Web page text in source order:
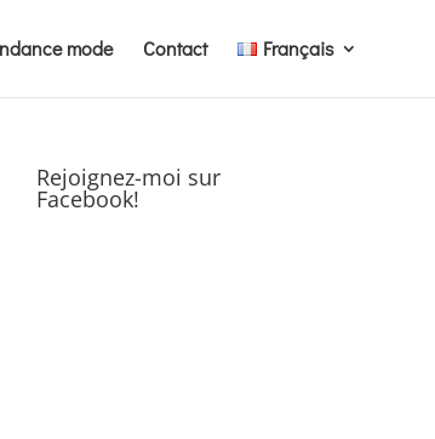
mode Contact Français
Rejoignez-moi sur
Facebook!